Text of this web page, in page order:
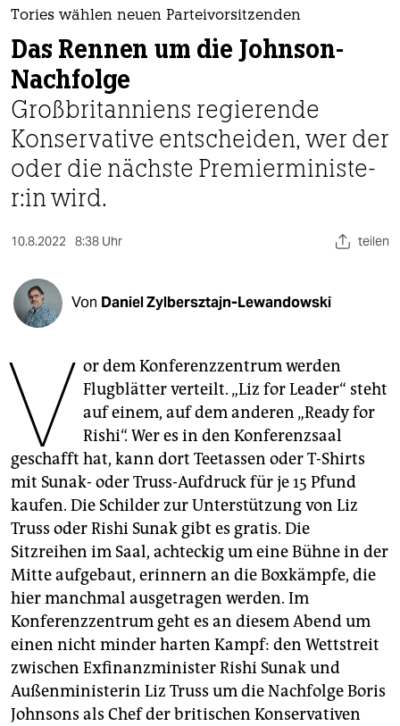
nord
wahrheit
verlag
verlag
veranstaltungen
unterstützen
genossenschaft
epaper login
Tories wählen neuen Parteivorsitzenden
Das Rennen um die Johnson-
Nachfolge
Großbritanniens regierende
Konser­vative entscheiden, wer der
oder die nächste Pre­mier­minis­te­
r:in wird.
10.8.2022 8:38 Uhr teilen
Von Daniel Zylbersztajn-Lewandowski
V or dem Konferenzzentrum werden
Flugblätter verteilt. „Liz for Leader“ steht
auf einem, auf dem anderen „Ready for
Rishi“. Wer es in den Konferenzsaal
geschafft hat, kann dort Teetassen oder T-Shirts
mit Sunak- oder Truss-Aufdruck für je 15 Pfund
kaufen. Die Schilder zur Unterstützung von Liz
Truss oder Rishi Sunak gibt es gratis. Die
Sitzreihen im Saal, achteckig um eine Bühne in der
Mitte aufgebaut, erinnern an die Boxkämpfe, die
hier manchmal ausgetragen werden. Im
Konferenzzentrum geht es an diesem Abend um
einen nicht minder harten Kampf: den Wettstreit
zwischen Exfinanzminister Rishi Sunak und
Außenministerin Liz Truss um die Nachfolge Boris
Johnsons als Chef der britischen Konservativen